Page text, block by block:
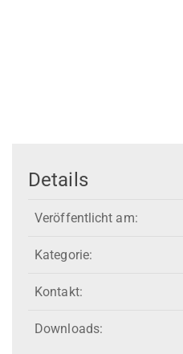
Details
Veröffentlicht am:
Kategorie:
Kontakt:
Downloads: